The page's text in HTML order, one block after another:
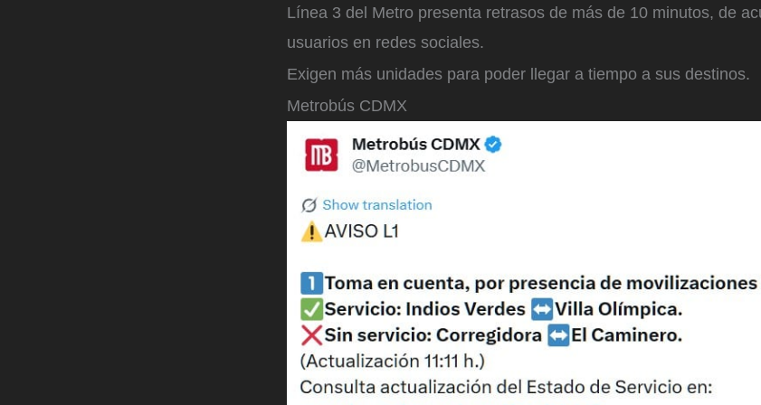
Línea 3 del Metro presenta retrasos de más de 10 minutos, de
usuarios en redes sociales.
Exigen más unidades para poder llegar a tiempo a sus destinos.
Metrobús CDMX